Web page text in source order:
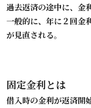
過去返済の途中に、金
一般的に、年に２回金
が見直される。
固定金利とは
借入時の金利が返済開